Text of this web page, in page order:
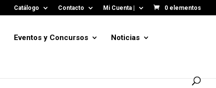
Catálogo Contacto Mi Cuenta | 0 elementos
Eventos y Concursos Noticias